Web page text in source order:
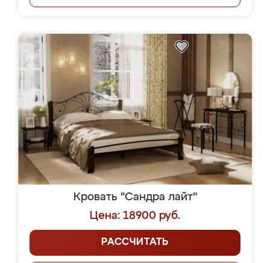
Кровать "Сандра лайт"
Цена: 18900 руб.
РАССЧИТАТЬ